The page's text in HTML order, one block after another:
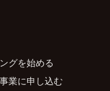
グを始める
業に申し込む